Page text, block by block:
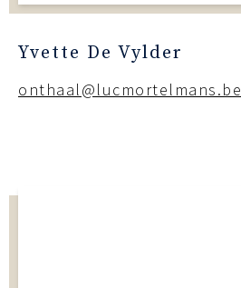
Yvette De Vylder
onthaal@lucmortelmans.be